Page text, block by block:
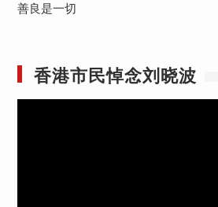
善良是一切
香港市民悼念刘晓波